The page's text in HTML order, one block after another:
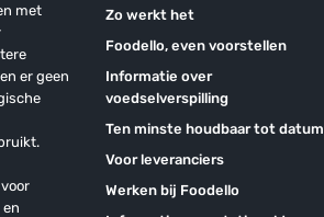
met
er geen
Zo werkt het
Foodello, even voorstellen
Informatie over
voedselverspilling
Ten minste houdbaar tot datum
Voor leveranciers
Werken bij Foodello